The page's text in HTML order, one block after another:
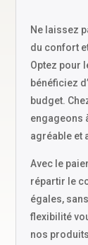
Ne laissez
du confort
Optez pour
bénéficiez
budget.
engageons
agréable et
Avec le
répartir le
égales,
flexibilité
nos